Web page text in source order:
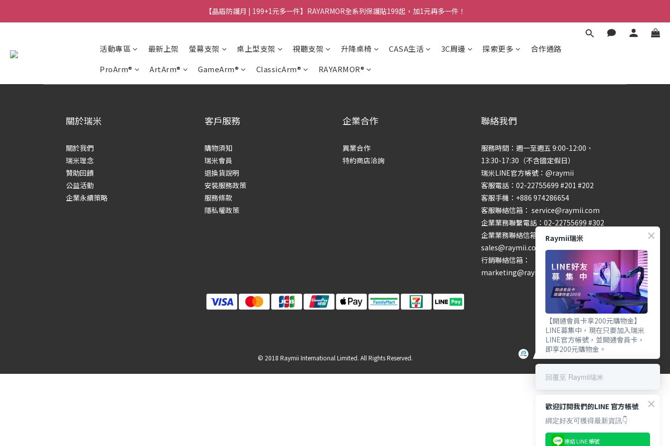
【晶盾防護月 | 199+1元多一件】RAYARMOR全系列保護貼199起，加1元再多一件！
活動專區 最新上架 螢幕支架 桌上型支架 視聽支架 升降桌椅 CASA生活 3C周邊 探索更多
合作通路
ProArm®
ArtArm® GameArm® ClassicArm® RAYARMOR®
關於瑞米
關於我們
瑞米理念
贊助回饋
公益活動
企業永續策略
客戶服務
購物須知
瑞米會員
退換貨說明
安裝服務政策
服務條款
隱私權政策
企業合作
異業合作
特約商店洽詢
聯絡我們
服務時間：週一至週五 9:00-12:00、
13:30-17:30（不含國定假日）
瑞米LINE官方帳號：@raymii
客服電話：02-22755699 #201 #202
客服手機：+886 974286654
客服聯絡信箱： service@raymii.com
企業業務聯繫電話：02-22755699 #302
企業業務聯絡信箱：
sales@raymii.com
行銷聯絡信箱：
marketing@raymii.com
© 2018 Raymii International Limited. All Rights Reserved.
Raymii瑞米
【開通會員卡享200元購物金】
LINE募集中，現在只要加入瑞米
LINE官方帳號，並開通會員卡，
即享200元購物金。
回覆至 Raymii瑞米
歡迎訂閱我們的LINE 官方帳號
綁定好友可獲得最新資訊👇
連結 LINE 帳號